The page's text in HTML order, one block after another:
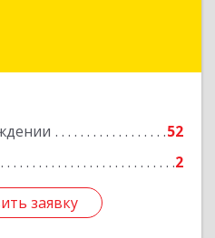
52
2
заявку
Подробнее
заявку